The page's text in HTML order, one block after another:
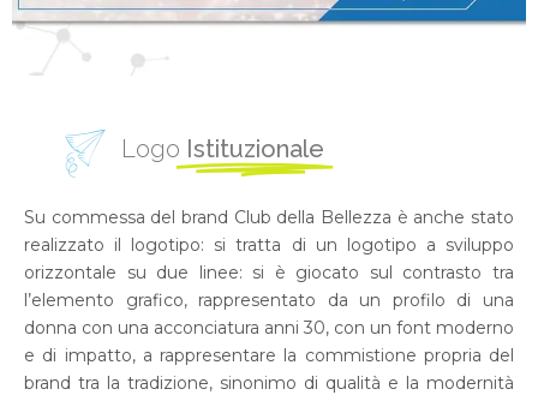
Logo Istituzionale
Su commessa del brand Club della Bellezza è anche stato
realizzato il logotipo: si tratta di un logotipo a sviluppo
orizzontale su due linee: si è giocato sul contrasto tra
l’elemento grafico, rappresentato da un profilo di una
donna con una acconciatura anni 30, con un font moderno
e di impatto, a rappresentare la commistione propria del
brand tra la tradizione, sinonimo di qualità e la modernità